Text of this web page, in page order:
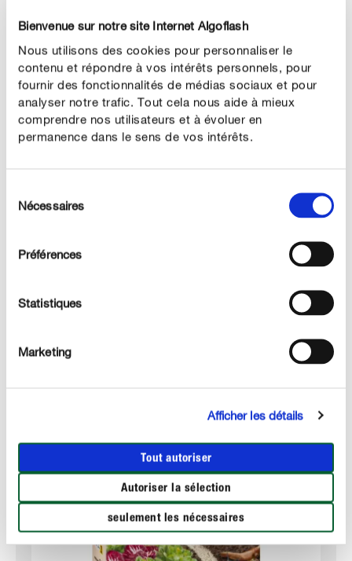
Bienvenue sur notre site Internet Algoflash
Nous utilisons des cookies pour personnaliser le
contenu et répondre à vos intérêts personnels, pour
fournir des fonctionnalités de médias sociaux et pour
analyser notre trafic. Tout cela nous aide à mieux
comprendre nos utilisateurs et à évoluer en
permanence dans le sens de vos intérêts.
duNécessaires
Préférences
Statistiques
Marketing
Afficher les détails
Tout autoriser
Autoriser la sélection
seulement les nécessaires
ornementaux
Résistant à la pluie et aux moisissures
Préserve les animaux domestiques et les hérissons